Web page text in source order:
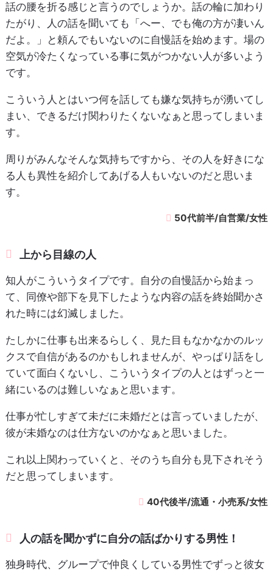
話の腰を折る感じと言うのでしょうか。話の輪に加わり
たがり、人の話を聞いても「へー、でも俺の方が凄いん
だよ。」と頼んでもいないのに自慢話を始めます。場の
空気が冷たくなっている事に気がつかない人が多いよう
です。
こういう人とはいつ何を話しても嫌な気持ちが湧いてし
まい、できるだけ関わりたくないなぁと思ってしまいま
す。
周りがみんなそんな気持ちですから、その人を好きにな
る人も異性を紹介してあげる人もいないのだと思いま
す。
50代前半/自営業/女性
上から目線の人
知人がこういうタイプです。自分の自慢話から始まっ
て、同僚や部下を見下したような内容の話を終始聞かさ
れた時には幻滅しました。
たしかに仕事も出来るらしく、見た目もなかなかのルッ
クスで自信があるのかもしれませんが、やっぱり話をし
ていて面白くないし、こういうタイプの人とはずっと一
緒にいるのは難しいなぁと思います。
仕事が忙しすぎて未だに未婚だとは言っていましたが、
彼が未婚なのは仕方ないのかなぁと思いました。
これ以上関わっていくと、そのうち自分も見下されそう
だと思ってしまいます。
40代後半/流通・小売系/女性
人の話を聞かずに自分の話ばかりする男性！
独身時代、グループで仲良くしている男性でずっと彼女